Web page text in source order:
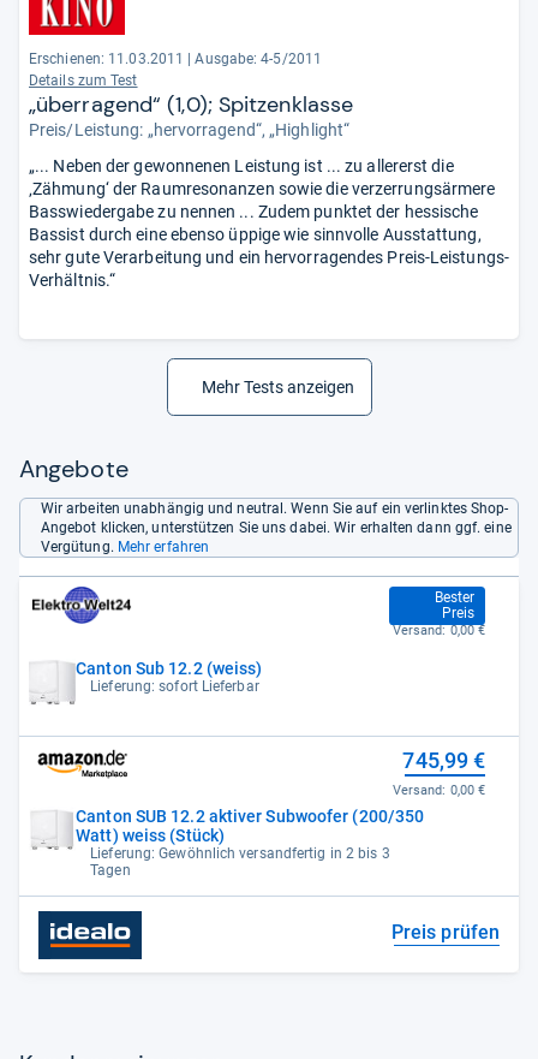
Erschienen: 11.03.2011
Ausgabe: 4-5/2011
Details zum Test
„überragend“ (1,0); Spitzenklasse
Preis/Leistung: „hervorragend“, „Highlight“
„... Neben der gewonnenen Leistung ist ... zu allererst die
‚Zähmung‘ der Raumresonanzen sowie die verzerrungsärmere
Basswiedergabe zu nennen ... Zudem punktet der hessische
Bassist durch eine ebenso üppige wie sinnvolle Ausstattung,
sehr gute Verarbeitung und ein hervorragendes Preis-Leistungs-
Verhältnis.“
Mehr Tests anzeigen
Angebote
Wir arbeiten unabhängig und neutral. Wenn Sie auf ein verlinktes Shop-
Angebot klicken, unterstützen Sie uns dabei. Wir erhalten dann ggf. eine
Vergütung. Mehr erfahren
Canton Sub 12.2 (weiss)
Lieferung: sofort Lieferbar
Bester
Preis
459,00 €
Versand: 0,00 €
Canton SUB 12.2 aktiver Subwoofer (200/350
Watt) weiss (Stück)
Lieferung: Gewöhnlich versandfertig in 2 bis 3
Tagen
745,99 €
Versand: 0,00 €
Preis prüfen